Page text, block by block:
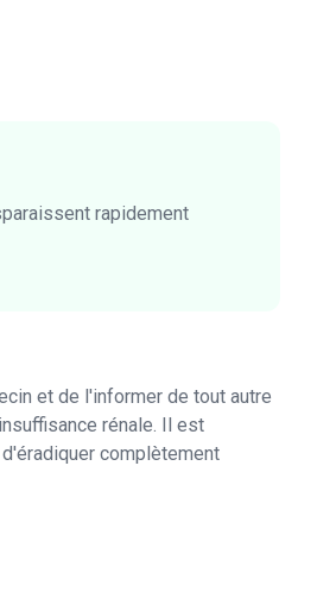
rapidement
et de l'informer de tout autre
rénale. Il est
complètement